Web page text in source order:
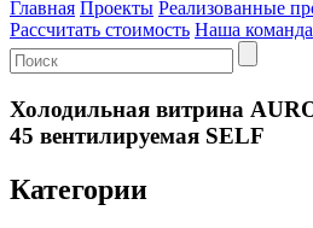
Главная Проекты Реализованные
Рассчитать стоимость Наша команда
Холодильная витрина
45 вентилируемая SELF
Категории